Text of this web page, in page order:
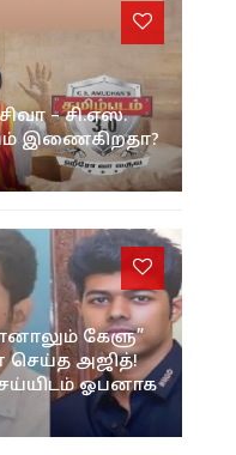
– சி.எஸ்.
இணைகிறதா?
கேளு”
அஜித்!
ஓபனாக